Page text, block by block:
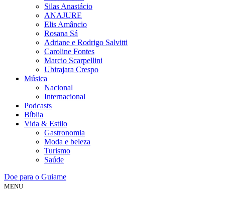
Silas Anastácio
ANAJURE
Elis Amâncio
Rosana Sá
Adriane e Rodrigo Salvitti
Caroline Fontes
Marcio Scarpellini
Ubirajara Crespo
Música
Nacional
Internacional
Podcasts
Bíblia
Vida & Estilo
Gastronomia
Moda e beleza
Turismo
Saúde
Doe para o Guiame
MENU